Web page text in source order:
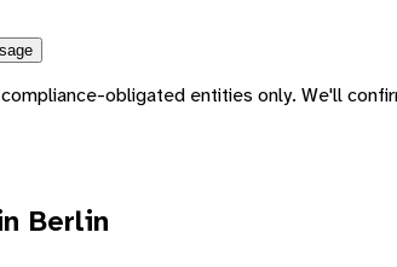
obligated entities only. We'll
Berlin